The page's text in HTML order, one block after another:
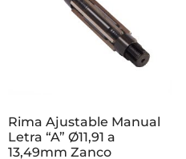
Rima Ajustable Manual
Letra “A” Ø11,91 a
13,49mm Zanco